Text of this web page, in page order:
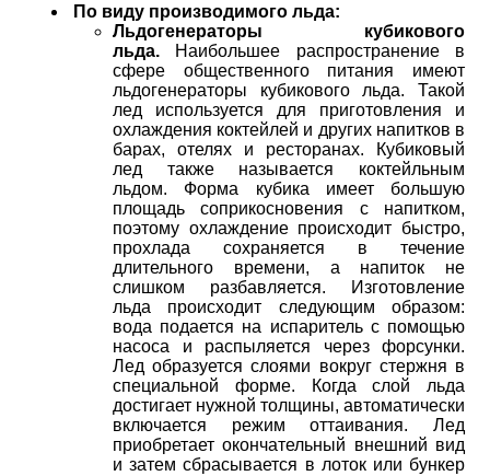
По виду производимого льда:
Льдогенераторы кубикового
льда. Наибольшее распространение в
сфере общественного питания имеют
льдогенераторы кубикового льда. Такой
лед используется для приготовления и
охлаждения коктейлей и других напитков в
барах, отелях и ресторанах. Кубиковый
лед также называется коктейльным
льдом. Форма кубика имеет большую
площадь соприкосновения с напитком,
поэтому охлаждение происходит быстро,
прохлада сохраняется в течение
длительного времени, а напиток не
слишком разбавляется. Изготовление
льда происходит следующим образом:
вода подается на испаритель с помощью
насоса и распыляется через форсунки.
Лед образуется слоями вокруг стержня в
специальной форме. Когда слой льда
достигает нужной толщины, автоматически
включается режим оттаивания. Лед
приобретает окончательный внешний вид
и затем сбрасывается в лоток или бункер